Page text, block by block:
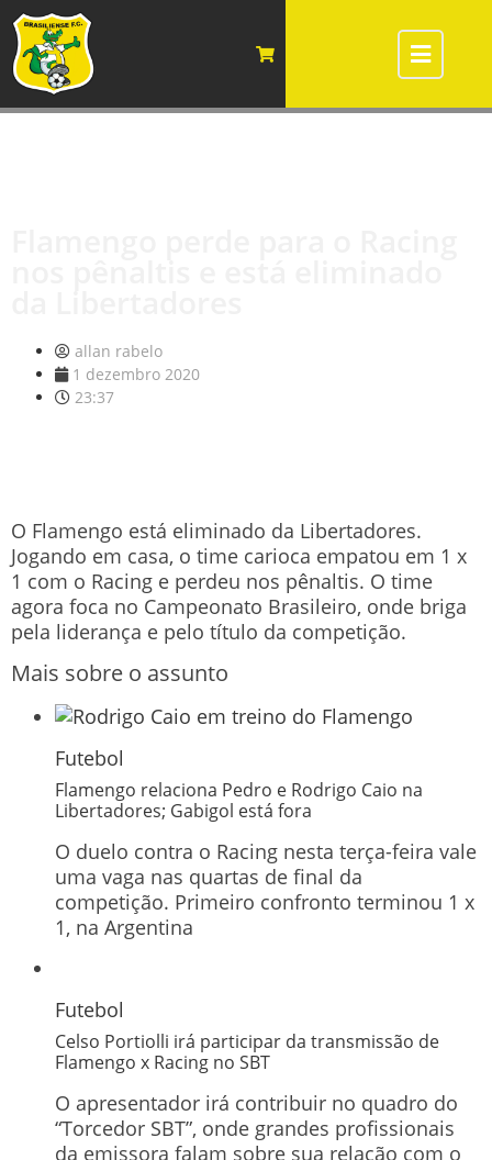
allan rabelo
1 dezembro 2020
23:37
O Flamengo está eliminado da Libertadores.
Jogando em casa, o time carioca empatou em 1 x
1 com o Racing e perdeu nos pênaltis. O time
agora foca no Campeonato Brasileiro, onde briga
pela liderança e pelo título da competição.
Mais sobre o assunto
Futebol
Flamengo relaciona Pedro e Rodrigo Caio na
Libertadores; Gabigol está fora
O duelo contra o Racing nesta terça-feira vale
uma vaga nas quartas de final da
competição. Primeiro confronto terminou 1 x
1, na Argentina
Futebol
Celso Portiolli irá participar da transmissão de
Flamengo x Racing no SBT
O apresentador irá contribuir no quadro do
“Torcedor SBT”, onde grandes profissionais
da emissora falam sobre sua relação com o